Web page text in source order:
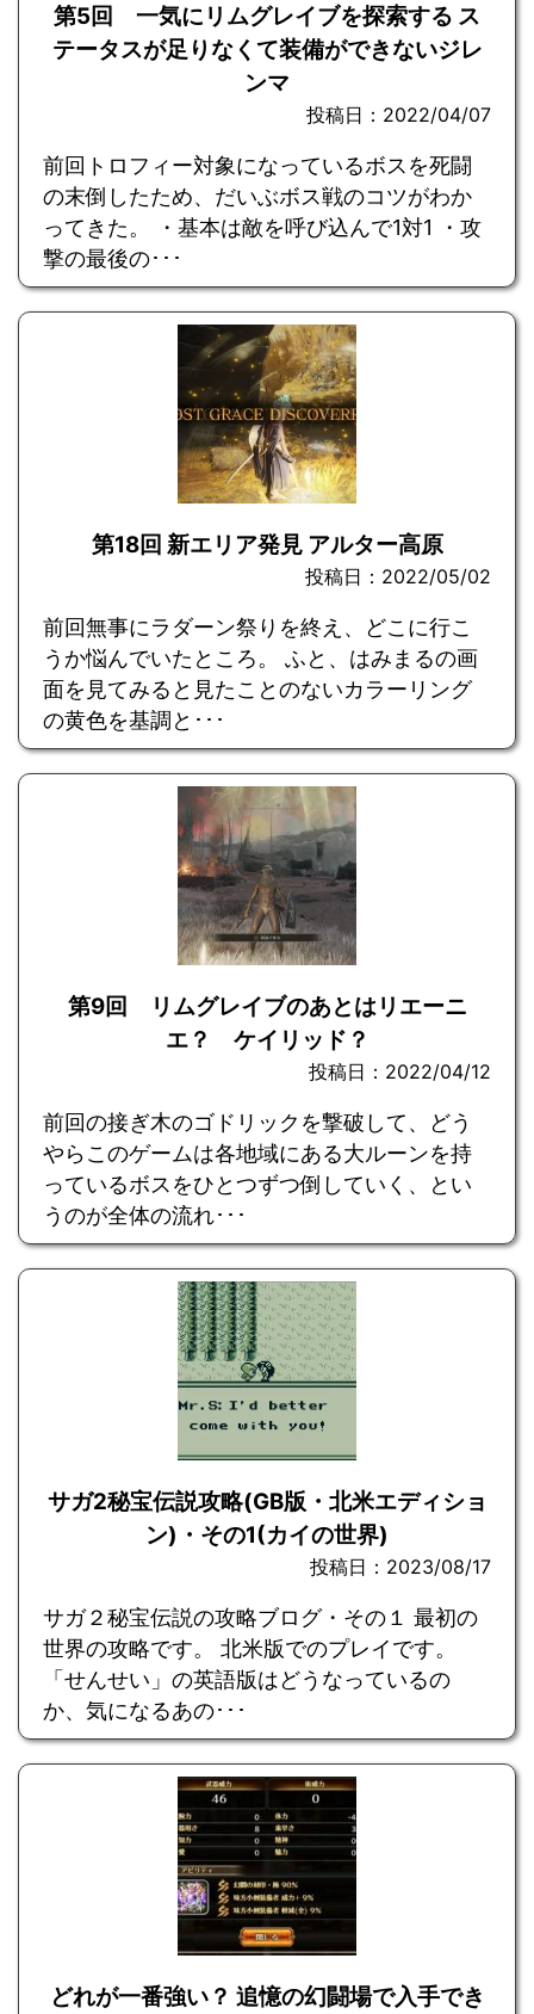
第5回 一気にリムグレイブを探索する ス
テータスが足りなくて装備ができないジレ
ンマ
投稿日：2022/04/07
前回トロフィー対象になっているボスを死闘
の末倒したため、だいぶボス戦のコツがわか
ってきた。 ・基本は敵を呼び込んで1対1 ・攻
撃の最後の･･･
第18回 新エリア発見 アルター高原
投稿日：2022/05/02
前回無事にラダーン祭りを終え、どこに行こ
うか悩んでいたところ。 ふと、はみまるの画
面を見てみると見たことのないカラーリング
の黄色を基調と･･･
第9回 リムグレイブのあとはリエーニ
エ？ ケイリッド？
投稿日：2022/04/12
前回の接ぎ木のゴドリックを撃破して、どう
やらこのゲームは各地域にある大ルーンを持
っているボスをひとつずつ倒していく、とい
うのが全体の流れ･･･
サガ2秘宝伝説攻略(GB版・北米エディショ
ン)・その1(カイの世界)
投稿日：2023/08/17
サガ２秘宝伝説の攻略ブログ・その１ 最初の
世界の攻略です。 北米版でのプレイです。
「せんせい」の英語版はどうなっているの
か、気になるあの･･･
どれが一番強い？ 追憶の幻闘場で入手でき